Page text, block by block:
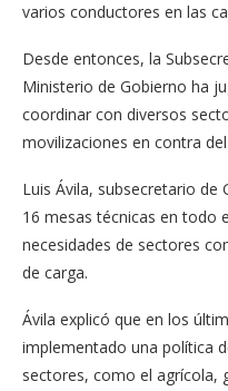
varios conductores en las
Desde entonces, la
Ministerio de Gobierno ha
coordinar con diversos
movilizaciones en contra
Luis Ávila, subsecretario de
16 mesas técnicas en todo
necesidades de sectores
de carga.
Ávila explicó que en los
implementado una política
sectores, como el agrícola,